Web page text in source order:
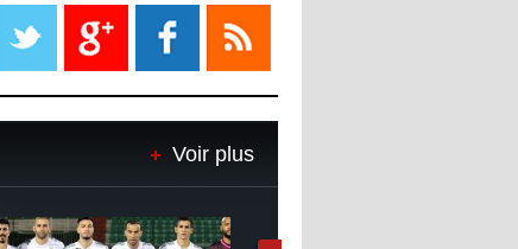
propriétaire
Le Barça savoure sa première
place et chambre le Real Madrid
de matchs"
Voir plus